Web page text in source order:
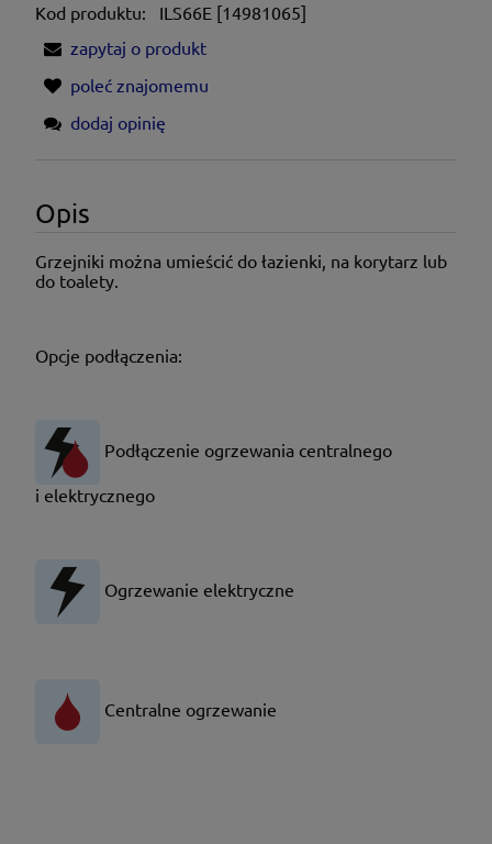
Kod produktu:
ILS66E [14981065]
zapytaj o produkt
poleć znajomemu
dodaj opinię
Opis
Grzejniki można umieścić do łazienki, na korytarz lub
do toalety.
Opcje podłączenia:
Podłączenie ogrzewania centralnego
i elektrycznego
Ogrzewanie elektryczne
Centralne ogrzewanie